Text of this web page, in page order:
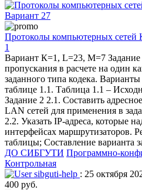
Протоколы компьютерных сетей
1
Вариант К=1, L=23, M=7 Задание
пропускания в расчете на один
заданного типа кодека.
таблице 1.1. Таблица 1.1 –
Задание 2 2.1. Составить
LAN сетей для применения в
2.2. Указать IP-адреса, которые
интерфейсах маршрутизаторов.
таблицы; Составление варианта
ДО СИБГУТИ Программно-
Контрольная
sibguti-help : 25 октября
400 руб.